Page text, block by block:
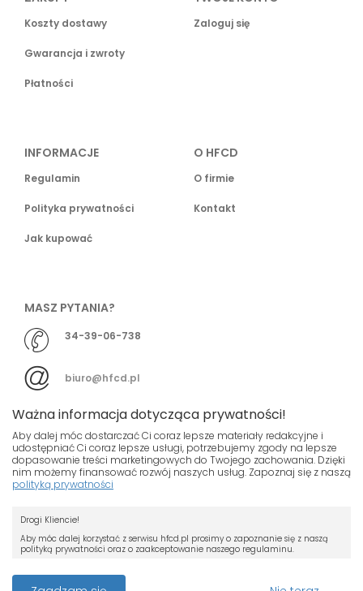
Koszty dostawy
Gwarancja i zwroty
Płatności
Zaloguj się
INFORMACJE
Regulamin
Polityka prywatności
Jak kupować
O HFCD
O firmie
Kontakt
MASZ PYTANIA?
34-39-06-738
biuro@hfcd.pl
© HFCD - HF Centrum Dystrybucyjne- Wszelkie prawa
zapisywane na Twoim dysku zmień
ustawienia swojej przeglądarki.
Przeczytaj więcej o cookies
Ważna informacja dotycząca prywatności!
Aby dalej móc dostarczać Ci coraz lepsze materiały redakcyjne i
udostępniać Ci coraz lepsze usługi, potrzebujemy zgody na lepsze
dopasowanie treści marketingowych do Twojego zachowania. Dzięki
nim możemy finansować rozwój naszych usług. Zapoznaj się z naszą
polityką prywatności
Drogi Kliencie!
Aby móc dalej korzystać z serwisu hfcd.pl prosimy o zapoznanie się z naszą
polityką prywatności oraz o zaakceptowanie naszego regulaminu.
Z dniem 25 maja 2018 r. rozpoczyna obowiązywanie Rozporządzenie